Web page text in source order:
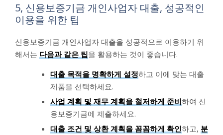
5, 신용보증기금 개인사업자 대출, 성공적인
이용을 위한 팁
신용보증기금 개인사업자 대출을 성공적으로 이용하기 위
해서는 다음과 같은 팁을 활용하는 것이 좋습니다.
대출 목적을 명확하게 설정하고 이에 맞는 대출
제품을 선택하세요.
사업 계획 및 재무 계획을 철저하게 준비하여 신
용보증기금에 제출하세요.
대출 조건 및 상환 계획을 꼼꼼하게 확인하고, 분